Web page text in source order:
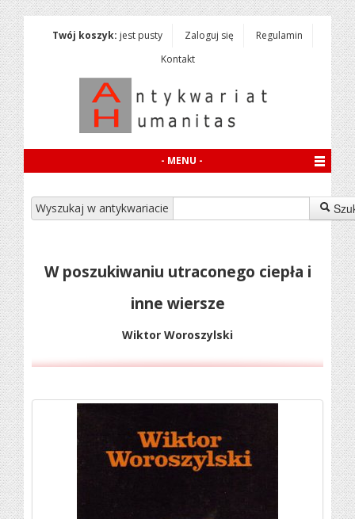
Twój koszyk: jest pusty Zaloguj się
Regulamin
Kontakt
- MENU -
Wyszukaj w antykwariacie
W poszukiwaniu utraconego ciepła i
inne wiersze
Wiktor Woroszylski